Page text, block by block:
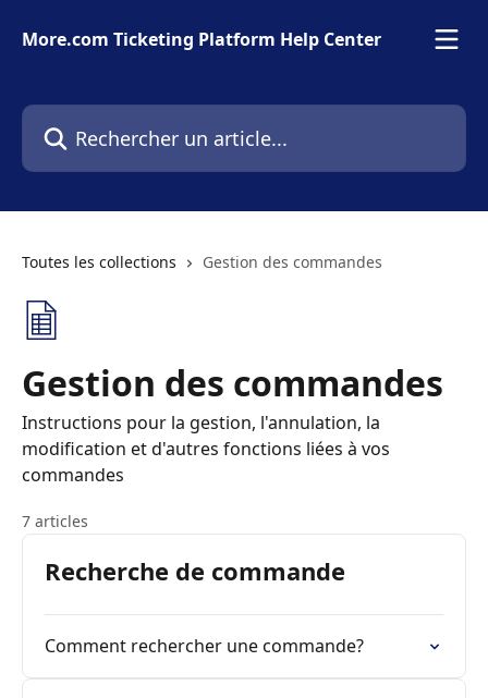
More.com Ticketing Platform Help Center
Rechercher un article...
Toutes les collections Gestion des commandes
Gestion des commandes
Instructions pour la gestion, l'annulation, la
modification et d'autres fonctions liées à vos
commandes
7 articles
Recherche de commande
Comment rechercher une commande?